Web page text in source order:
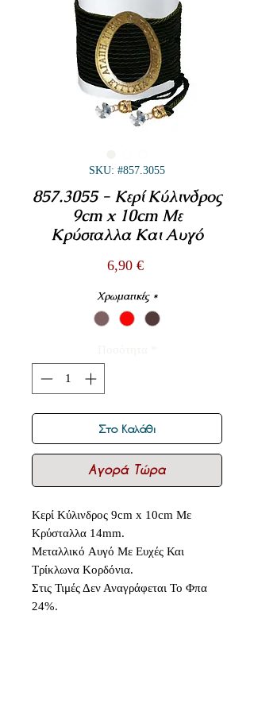
SKU: #857.3055
857.3055 - Κερί Κύλινδρος
9cm x 10cm Με
Κρύσταλλα Και Αυγό
6,90 €Τιμή
Χρωματικές *
Στο Καλάθι
Αγορά Τώρα
Κερί Κύλινδρος 9cm x 10cm Με
Κρύσταλλα 14mm.
Μεταλλικό Αυγό Με Ευχές Και
Τρίκλωνα Κορδόνια.
Στις Τιμές Δεν Αναγράφεται Το Φπα
24%.